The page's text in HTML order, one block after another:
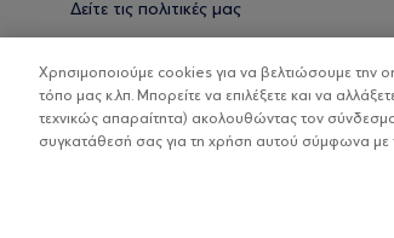
Δείτε τις πολιτικές μας
Χρησιμοποιούμε cookies για να βελτιώσουμε την
τόπο μας κ.λπ. Μπορείτε να επιλέξετε και να
τεχνικώς απαραίτητα) ακολουθώντας τον
συγκατάθεσή σας για τη χρήση αυτού σύμφωνα με